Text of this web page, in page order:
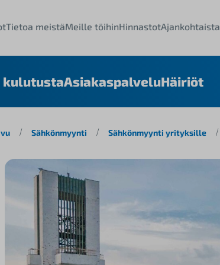
Tietoa meistäMeille töihinHinnastotAjankohtaista
kulutustaAsiakaspalveluHäiriöt
/ Sähkönmyynti / Sähkönmyynti yrityksille /